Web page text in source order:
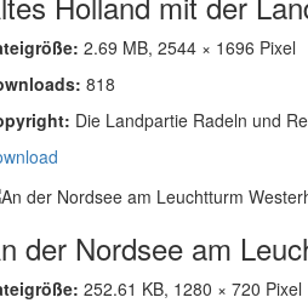
2.69 MB, 2544 × 1696 Pixel
818
Die Landpartie Radeln und
der Nordsee am
252.61 KB, 1280 × 720 Pixel